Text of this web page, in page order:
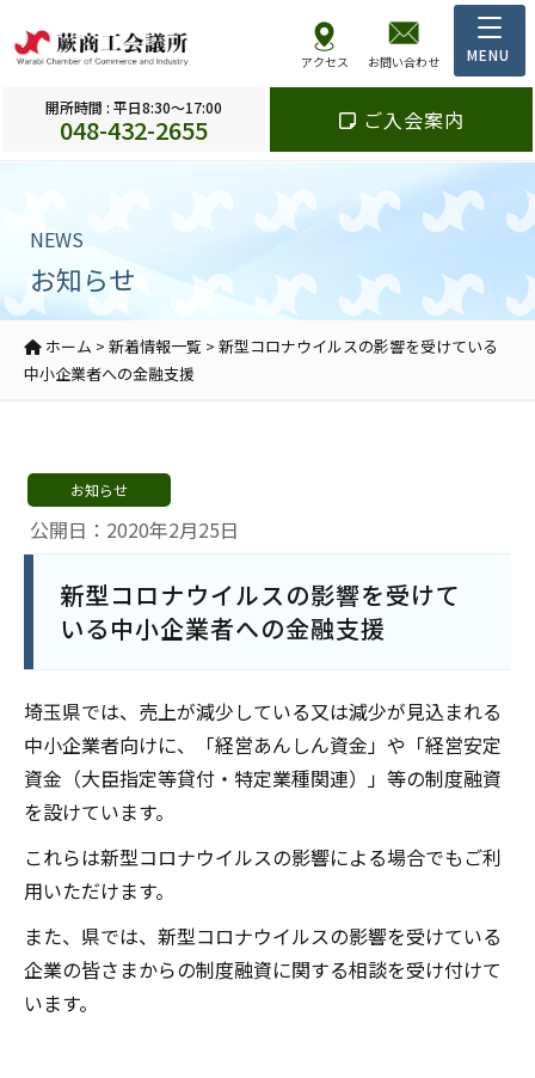
アクセス お問い合わせ
開所時間 : 平日8:30～17:00
048-432-2655 ご入会案内
NEWS
お知らせ
ホーム > 新着情報一覧 > 新型コロナウイルスの影響を受けている
中小企業者への金融支援
公開日：2020年2月25日
お知らせ
新型コロナウイルスの影響を受けて
いる中小企業者への金融支援
埼玉県では、売上が減少している又は減少が見込まれる
中小企業者向けに、「経営あんしん資金」や「経営安定
資金（大臣指定等貸付・特定業種関連）」等の制度融資
を設けています。
これらは新型コロナウイルスの影響による場合でもご利
用いただけます。
また、県では、新型コロナウイルスの影響を受けている
企業の皆さまからの制度融資に関する相談を受け付けて
います。